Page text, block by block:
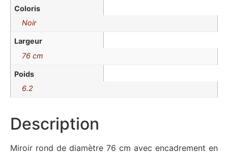
Coloris
Noir
Largeur
76 cm
Poids
6.2
Description
Miroir rond de diamètre 76 cm avec encadrement en